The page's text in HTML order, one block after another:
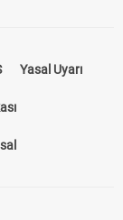
Yasal Uyarı